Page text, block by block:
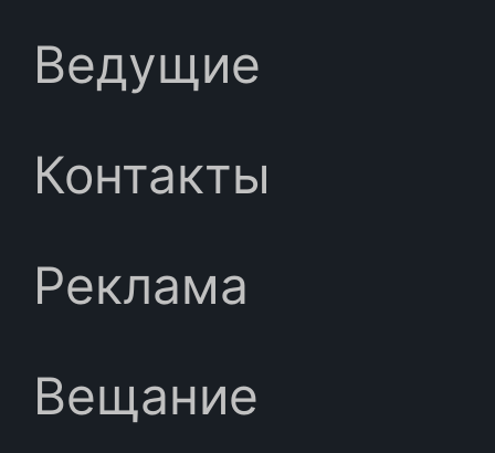
Ведущие
Контакты
Реклама
Вещание